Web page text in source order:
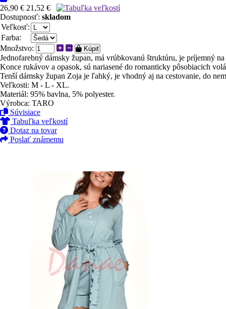
26,90 € 21,52 €
Dostupnosť: skladom
Veľkosť:
Farba:
Množstvo:
Kúpiť
Jednofarebný dámsky župan, má vrúbkovanú štruktúru, je príjemný
Konce rukávov a opasok, sú nariasené do romanticky pôsobiacich
Tenší dámsky župan Zoja je ľahký, je vhodný aj na cestovanie, do
Veľkosti: M - L - XL.
Materiál: 95% bavlna, 5% polyester.
Výrobca: TARO
Súvisiace
Tabuľka veľkostí
Dotaz na tovar
Poslať známemu